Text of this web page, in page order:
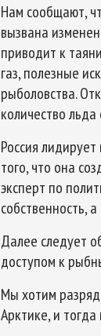
Нам сообщают,
вызвана
приводит к
газ, полезные
рыболовства.
количество
Россия
того, что она
эксперт по
собственность,
Далее следует
доступом к
Мы хотим
Арктике, и